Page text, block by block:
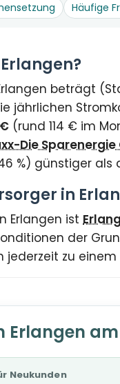
Häufige
beträgt
jährlichen
(rund 114 € im
Die Sparenergie
%) günstiger als
in
Erlangen ist
der
jederzeit zu
Erlangen
Neukunden